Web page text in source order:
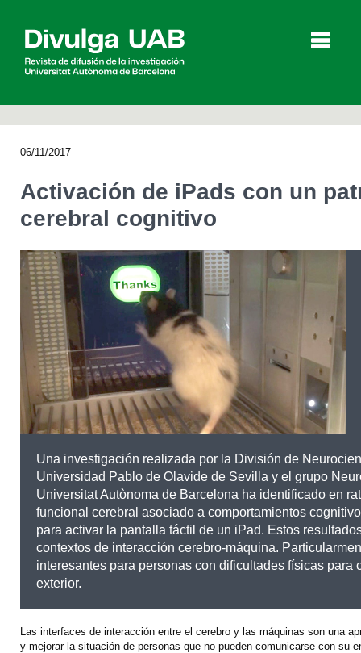
English Català
BUSCAR
06/11/2017
Activación de iPads con un
cerebral cognitivo
Una investigación realizada por la División de
Universidad Pablo de Olavide de Sevilla y el grupo
Universitat Autònoma de Barcelona ha identificado en
funcional cerebral asociado a comportamientos
para activar la pantalla táctil de un iPad. Estos
contextos de interacción cerebro-máquina.
interesantes para personas con dificultades físicas para
exterior.
Las interfaces de interacción entre el cerebro y las máquinas son una
y mejorar la situación de personas que no pueden comunicarse con su